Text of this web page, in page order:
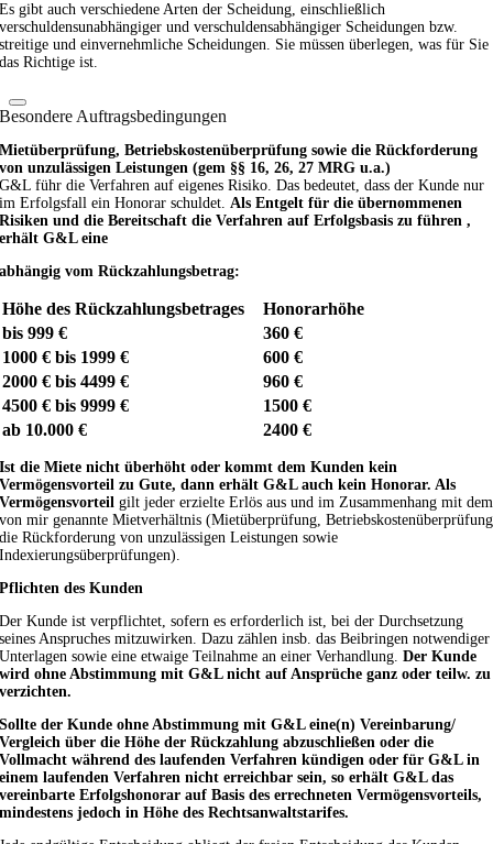
Es gibt auch verschiedene Arten der Scheidung, einschließlich
verschuldensunabhängiger und verschuldensabhängiger Scheidungen bzw.
streitige und einvernehmliche Scheidungen. Sie müssen überlegen, was für Sie
das Richtige ist.
Besondere Auftragsbedingungen
Mietüberprüfung, Betriebskostenüberprüfung sowie die Rückforderung
von unzulässigen Leistungen (gem §§ 16, 26, 27 MRG u.a.)
G&L führ die Verfahren auf eigenes Risiko. Das bedeutet, dass der Kunde nur
im Erfolgsfall ein Honorar schuldet.Als Entgelt für die übernommenen
Risiken und die Bereitschaft die Verfahren auf Erfolgsbasis zu führen ,
erhält G&L eine
abhängig vom Rückzahlungsbetrag:
Höhe des Rückzahlungsbetrages
Honorarhöhe
bis 999 €
360 €
1000 € bis 1999 €
600 €
2000 € bis 4499 €
960 €
4500 € bis 9999 €
1500 €
ab 10.000 €
2400 €
Ist die Miete nicht überhöht oder kommt dem Kunden kein
Vermögensvorteil zu Gute, dann erhält G&L auch kein Honorar. Als
Vermögensvorteil gilt jeder erzielte Erlös aus und im Zusammenhang mit dem
von mir genannte Mietverhältnis (Mietüberprüfung, Betriebskostenüberprüfung
die Rückforderung von unzulässigen Leistungen sowie
Indexierungsüberprüfungen).
Pflichten des Kunden
Der Kunde ist verpflichtet, sofern es erforderlich ist, bei der Durchsetzung
seines Anspruches mitzuwirken. Dazu zählen insb. das Beibringen notwendiger
Unterlagen sowie eine etwaige Teilnahme an einer Verhandlung.Der Kunde
wird ohne Abstimmung mit G&L nicht auf Ansprüche ganz oder teilw. zu
verzichten.
Sollte der Kunde ohne Abstimmung mit G&L eine(n) Vereinbarung/
Vergleich über die Höhe der Rückzahlung abzuschließen oder die
Vollmacht während des laufenden Verfahren kündigen oder für G&L in
einem laufenden Verfahren nicht erreichbar sein, so erhält G&L das
vereinbarte Erfolgshonorar auf Basis des errechneten Vermögensvorteils,
mindestens jedoch in Höhe des Rechtsanwaltstarifes.